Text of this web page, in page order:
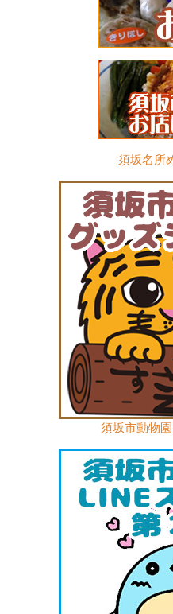
須坂名所
須坂市動物